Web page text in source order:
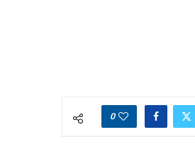
0